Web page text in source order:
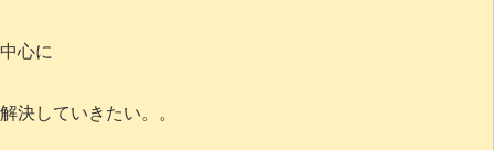
中心に
解決していきたい。。